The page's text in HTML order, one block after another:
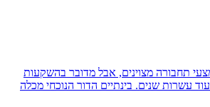
תחבורה מצוינים, אבל מדובר בהשקעות
עשרות שנים. בינתיים הדור הנוכחי מכלה